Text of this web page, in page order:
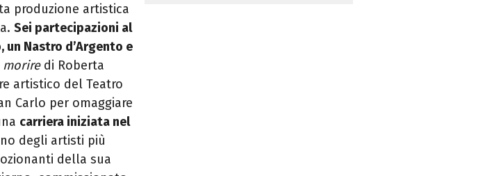
produzione artistica
Sei partecipazioni al
un Nastro d’Argento e
moriredi Roberta
artistico del Teatro
Carlo per omaggiare
carriera iniziata nel
degli artisti più
della sua